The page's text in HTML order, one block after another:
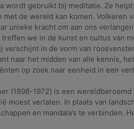
wordt gebruikt bij meditatie. Ze
met de wereld kan komen.
unieke kracht om aan ons
we in de kunst en cultus van
verschijnt in de vorm van
naar het midden van alle kennis,
op zoek naar eenheid in een
(1898-1972) is een
moest verlaten. In plaats van
en mandala’s te verbinden.